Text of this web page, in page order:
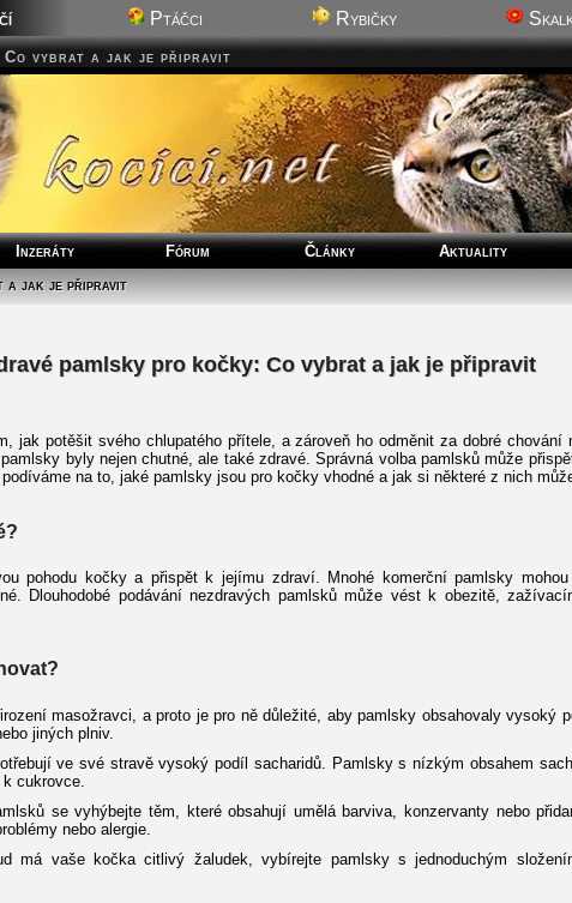
Ptáčci Rybičky
Co vybrat a jak je připravit
Inzeráty Fórum Články Aktuality
a jak je připravit
pamlsky pro kočky: Co vybrat a jak je připravit
jak potěšit svého chlupatého přítele, a zároveň ho odměnit za dobré chování
byly nejen chutné, ale také zdravé. Správná volba pamlsků může
na to, jaké pamlsky jsou pro kočky vhodné a jak si některé z nich
pohodu kočky a přispět k jejímu zdraví. Mnohé komerční pamlsky
Dlouhodobé podávání nezdravých pamlsků může vést k obezitě,
masožravci, a proto je pro ně důležité, aby pamlsky obsahovaly vysoký
jiných plniv.
ve své stravě vysoký podíl sacharidů. Pamlsky s nízkým obsahem
cukrovce.
se vyhýbejte těm, které obsahují umělá barviva, konzervanty nebo
nebo alergie.
má vaše kočka citlivý žaludek, vybírejte pamlsky s jednoduchým